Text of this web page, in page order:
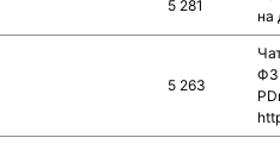
5 281
на
5 263
ФЗ